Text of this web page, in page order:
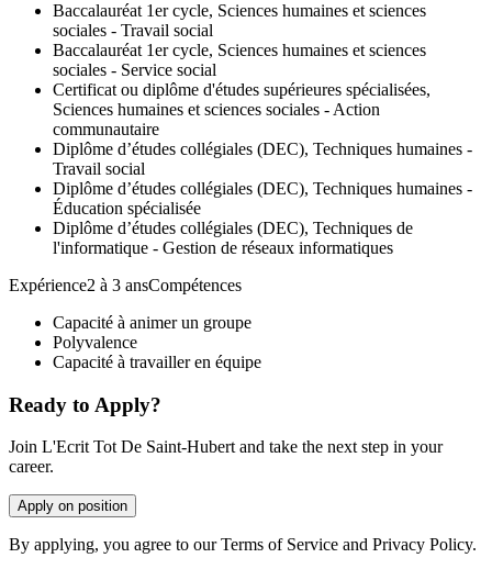
Baccalauréat 1er cycle, Sciences humaines et sciences
sociales - Travail social
Baccalauréat 1er cycle, Sciences humaines et sciences
sociales - Service social
Certificat ou diplôme d'études supérieures spécialisées,
Sciences humaines et sciences sociales - Action
communautaire
Diplôme d’études collégiales (DEC), Techniques humaines -
Travail social
Diplôme d’études collégiales (DEC), Techniques humaines -
Éducation spécialisée
Diplôme d’études collégiales (DEC), Techniques de
l'informatique - Gestion de réseaux informatiques
Expérience2 à 3 ansCompétences
Capacité à animer un groupe
Polyvalence
Capacité à travailler en équipe
Ready to Apply?
Join L'Ecrit Tot De Saint-Hubert and take the next step in your
career.
Apply on position
By applying, you agree to our Terms of Service and Privacy Policy.